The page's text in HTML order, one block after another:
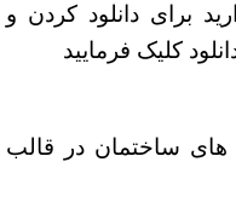
برای دانلود کردن و
کلیک فرمایید
های ساختمان در قالب